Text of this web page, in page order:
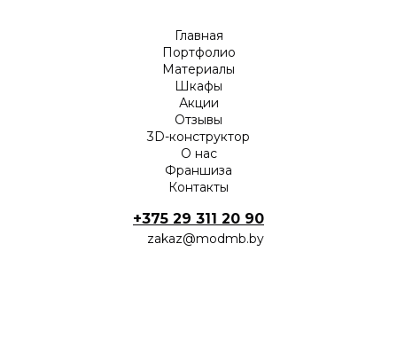
Главная
Портфолио
Материалы
Шкафы
Акции
Отзывы
3D-конструктор
О нас
Франшиза
Контакты
+375 29 311 20 90
zakaz@modmb.by